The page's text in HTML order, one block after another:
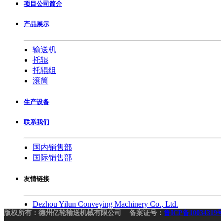
项目公司简介
产品展示
输送机
托辊
托辊组
滚筒
生产设备
联系我们
国内销售部
国际销售部
友情链接
Dezhou Yilun Conveying Machinery Co., Ltd.
版权所有：德州亿轮输送机械有限公司 备案证号： 鲁ICP备10034319